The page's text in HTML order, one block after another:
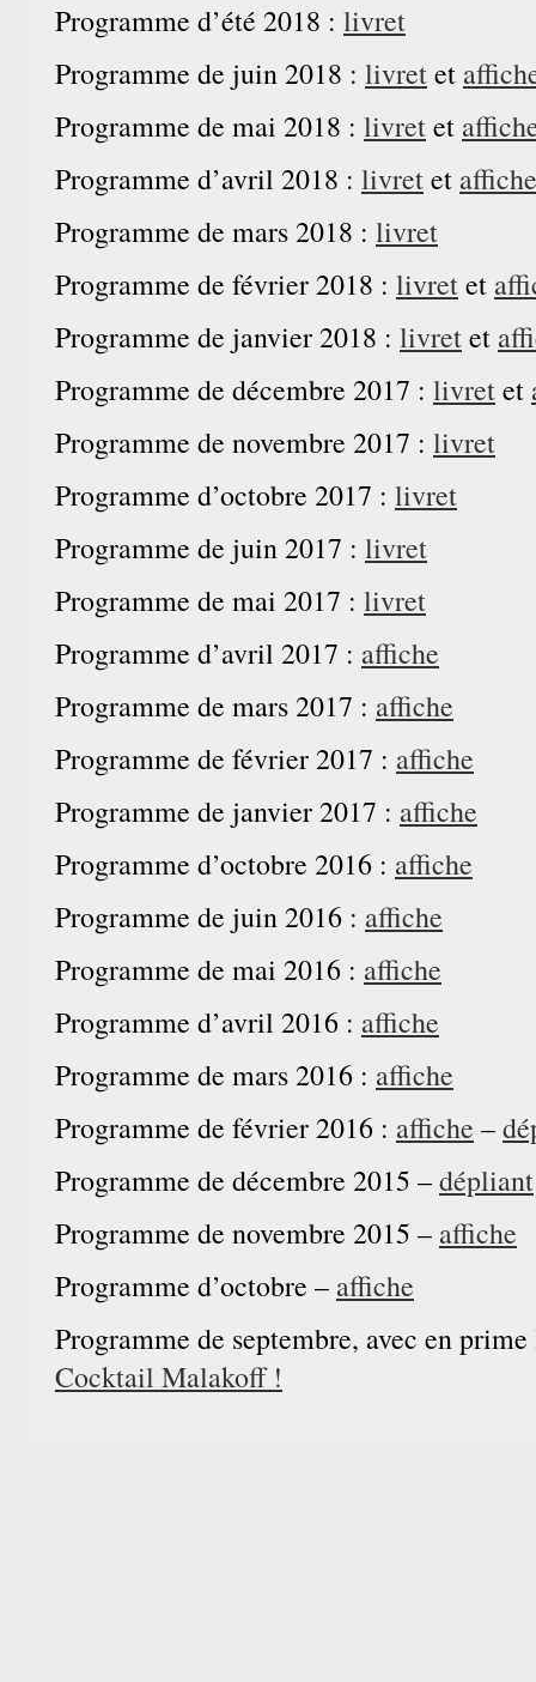
Programme d’été 2018 : livret
Programme de juin 2018 : livretet
Programme de mai 2018 : livretet
Programme d’avril 2018 : livretet affiche
Programme de mars 2018 : livret
Programme de février 2018 : livretet
Programme de janvier 2018 : livretet
Programme de décembre 2017 : livretet
Programme de novembre 2017 : livret
Programme d’octobre 2017 : livret
Programme de juin 2017 : livret
Programme de mai 2017 : livret
Programme d’avril 2017 : affiche
Programme de mars 2017 : affiche
Programme de février 2017 : affiche
Programme de janvier 2017 : affiche
Programme d’octobre 2016 : affiche
Programme de juin 2016 : affiche
Programme de mai 2016 : affiche
Programme d’avril 2016 : affiche
Programme de mars 2016 : affiche
Programme de février 2016 : affiche –
Programme de décembre 2015 –dépliant
Programme de novembre 2015 – affiche
Programme d’octobre – affiche
Programme de septembre, avec en
Cocktail Malakoff !